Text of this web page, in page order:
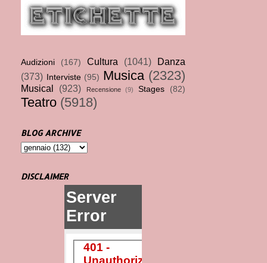
Audizioni (167) Cultura (1041)
Danza
(373)
Interviste (95) Musica (2323)
Musical (923) Recensione (9) Stages (82)
Teatro (5918)
BLOG ARCHIVE
DISCLAIMER